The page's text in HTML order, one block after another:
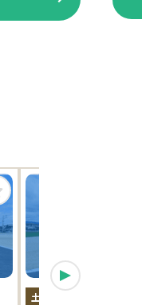
土地